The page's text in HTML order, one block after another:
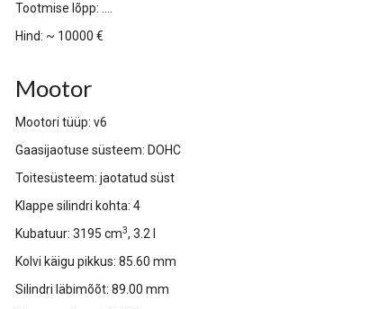
Tootmise lõpp: ....
Hind: ~ 10000 €
Mootor
Mootori tüüp: v6
Gaasijaotuse süsteem: DOHC
Toitesüsteem: jaotatud süst
Klappe silindri kohta: 4
Kubatuur: 3195 cm3, 3.2 l
Kolvi käigu pikkus: 85.60 mm
Silindri läbimõõt: 89.00 mm